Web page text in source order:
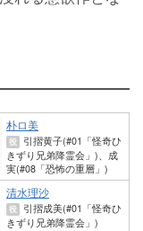
朴ロ美
役
引摺黄子(#01「怪奇ひ
きずり兄弟降霊会」)、成
実(#08「恐怖の重層」)
清水理沙
役
引摺成美(#01「怪奇ひ
きずり兄弟降霊会」)